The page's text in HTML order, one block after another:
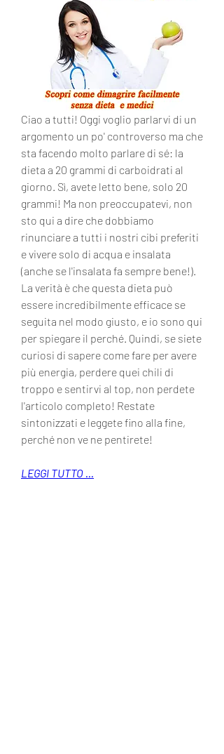
Ciao a tutti! Oggi voglio parlarvi di un
argomento un po' controverso ma che
sta facendo molto parlare di sé: la
dieta a 20 grammi di carboidrati al
giorno. Sì, avete letto bene, solo 20
grammi! Ma non preoccupatevi, non
sto qui a dire che dobbiamo
rinunciare a tutti i nostri cibi preferiti
e vivere solo di acqua e insalata
(anche se l'insalata fa sempre bene!).
La verità è che questa dieta può
essere incredibilmente efficace se
seguita nel modo giusto, e io sono qui
per spiegare il perché. Quindi, se siete
curiosi di sapere come fare per avere
più energia, perdere quei chili di
troppo e sentirvi al top, non perdete
l'articolo completo! Restate
sintonizzati e leggete fino alla fine,
perché non ve ne pentirete!
LEGGI TUTTO ...